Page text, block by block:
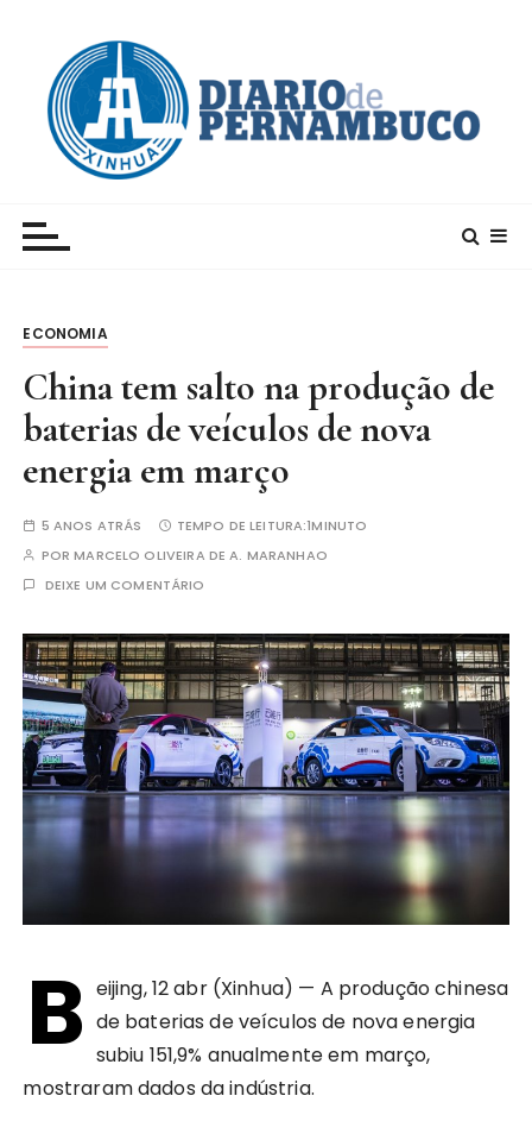
ECONOMIA
China tem salto na produção de
baterias de veículos de nova
energia em março
5 ANOS ATRÁS TEMPO DE LEITURA:1MINUTO
PORMARCELO OLIVEIRA DE A. MARANHAO
DEIXE UM COMENTÁRIO
B eijing, 12 abr (Xinhua) — A produção chinesa
de baterias de veículos de nova energia
subiu 151,9% anualmente em março,
mostraram dados da indústria.